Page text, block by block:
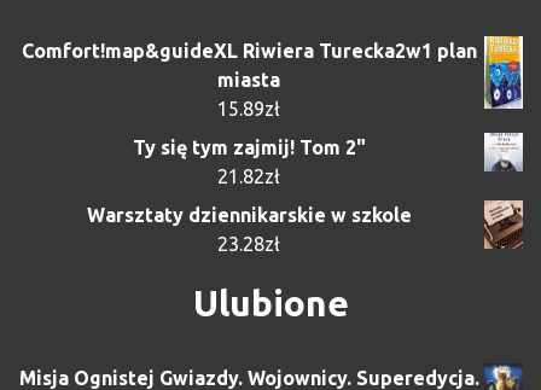
Comfort!map&guideXL Riwiera Turecka2w1 plan
miasta
15.89zł
Ty się tym zajmij! Tom 2"
21.82zł
Warsztaty dziennikarskie w szkole
23.28zł
Ulubione
Misja Ognistej Gwiazdy. Wojownicy. Superedycja.